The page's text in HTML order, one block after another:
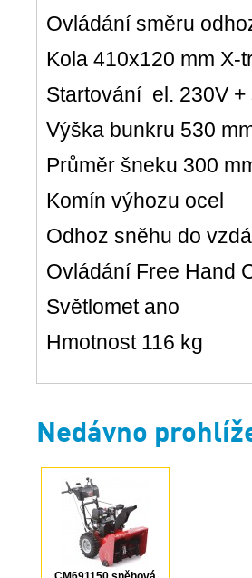
Ovládání směru
Kola 410x120 mm X-
Startování el. 230V
Výška bunkru 530
Průměr šneku 300
Komín výhozu ocel
Odhoz sněhu do
Ovládání Free Hand
Světlomet ano
Hmotnost 116 kg
Nedávno